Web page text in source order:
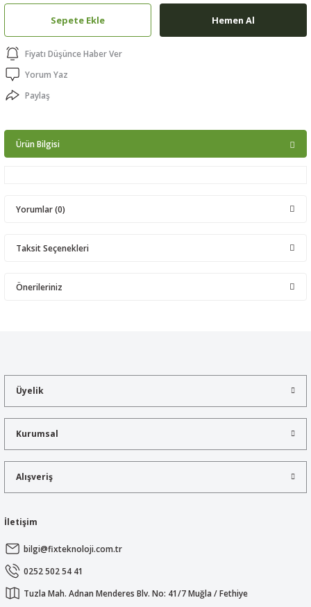
Sepete Ekle Hemen Al
Fiyatı Düşünce Haber Ver
Yorum Yaz
Paylaş
Ürün Bilgisi
Yorumlar (0)
Taksit Seçenekleri
Önerileriniz
Ürün açıklamasında eksik bilgiler bulunuyor.
Ürün bilgilerinde hatalar bulunuyor.
Bu ürüne benzer farklı alternatifler olmalı.
Üyelik
Kurumsal
Alışveriş
İletişim
bilgi@fixteknoloji.com.tr
0252 502 54 41
Tuzla Mah. Adnan Menderes Blv. No: 41/7 Muğla / Fethiye